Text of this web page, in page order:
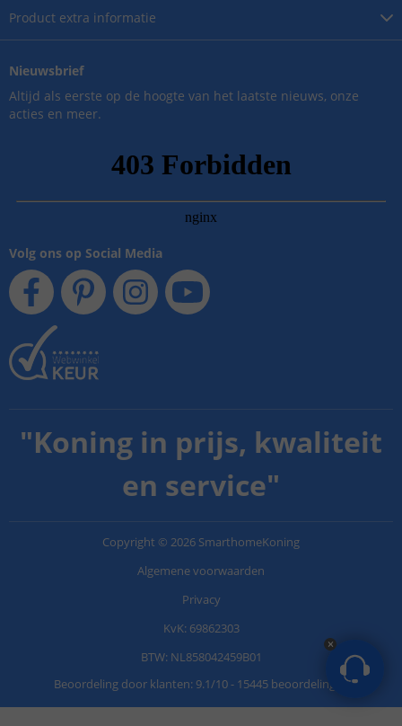
Product extra informatie
Nieuwsbrief
Altijd als eerste op de hoogte van het laatste nieuws, onze
acties en meer.
Volg ons op Social Media
"Koning in prijs, kwaliteit
en service"
Copyright © 2026 SmarthomeKoning
Algemene voorwaarden
Privacy
KvK: 69862303
BTW: NL858042459B01
Beoordeling door klanten: 9.1/10- 15445 beoordelingen